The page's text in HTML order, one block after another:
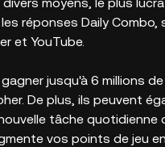
réponses Daily
et YouTube.
jusqu'à 6 millions
De plus, ils peuvent
tâche
vos points de jeu